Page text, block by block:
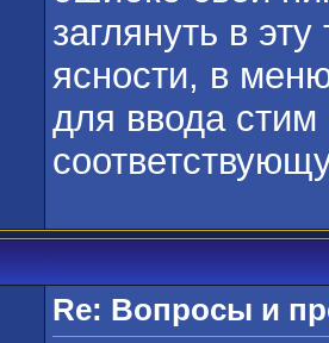
заглянуть в
ясности, в
для ввода
Re: Вопросы и